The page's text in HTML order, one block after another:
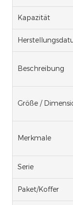
Kapazität
Beschreibung
Größe /
Merkmale
Serie
Paket/Koffer